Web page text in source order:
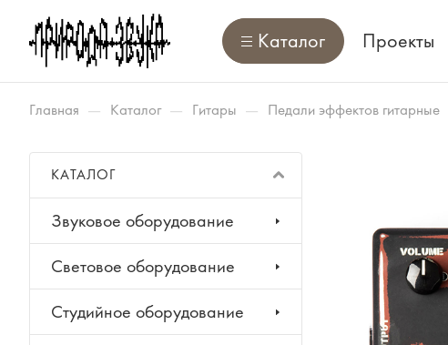
Каталог Проекты
Главная — Каталог — Гитары — Педали эффектов гитарные
КАТАЛОГ
Звуковое оборудование
Световое оборудование
Студийное оборудование